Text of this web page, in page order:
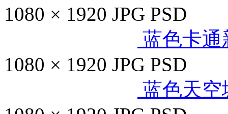
1080 × 1920 JPG PSD
蓝色卡通
1080 × 1920 JPG PSD
蓝色天空